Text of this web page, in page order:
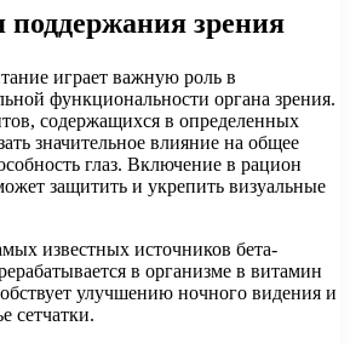
зрения
играет важную роль в
функциональности органа зрения.
содержащихся в определенных
значительное влияние на общее
глаз. Включение в рацион
защитить и укрепить визуальные
известных источников бета-
в организме в витамин
улучшению ночного видения и
сетчатки.